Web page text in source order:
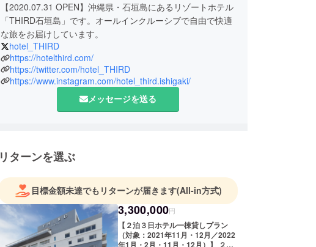
【2020.07.31 OPEN】沖縄県・石垣島にあるリゾートホテル
「THIRD石垣島」です。オールインクルーシブで自由で快適
な旅をお届けしています。
hotel_THIRD
https://hotelthird.com/
https://twitter.com/hotel_THIRD
https://www.instagram.com/hotel_third.ishigaki/
メッセージを送る
リターンを選ぶ
目標金額未達でもリターンが届きます(All-in方式)
3,300,000円
【２泊３日ホテル一棟貸しプラン
（対象：2021年11月・12月／2022
年1月・2月・11月・12月）】 ２泊